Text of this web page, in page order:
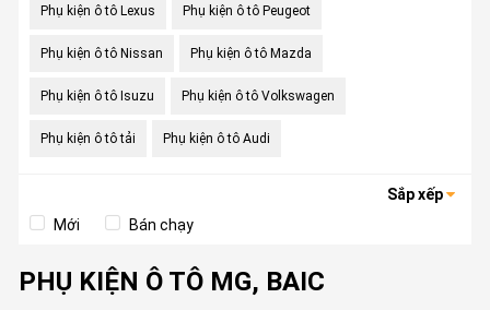
Phụ kiện ô tô Lexus Phụ kiện ô tô Peugeot
Phụ kiện ô tô Nissan Phụ kiện ô tô Mazda
Phụ kiện ô tô Isuzu Phụ kiện ô tô Volkswagen
Phụ kiện ô tô tải Phụ kiện ô tô Audi
Sắp xếp
Mới
Bán chạy
PHỤ KIỆN Ô TÔ MG, BAIC